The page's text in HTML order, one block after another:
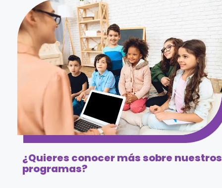
¿Quieres conocer más sobre nuestros
programas?